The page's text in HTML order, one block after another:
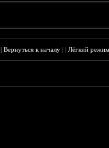
|Вернуться к началу ||Лёгкий